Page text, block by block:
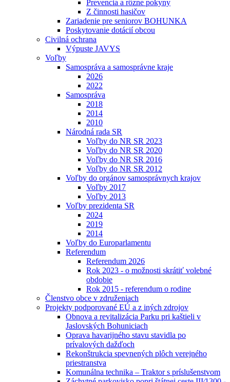
Prevencia a rôzne pokyny
Z činnosti hasičov
Zariadenie pre seniorov BOHUNKA
Poskytovanie dotácií obcou
Civilná ochrana
Výpuste JAVYS
Voľby
Samospráva a samosprávne kraje
2026
2022
Samospráva
2018
2014
2010
Národná rada SR
Voľby do NR SR 2023
Voľby do NR SR 2020
Voľby do NR SR 2016
Voľby do NR SR 2012
Voľby do orgánov samosprávnych krajov
Voľby 2017
Voľby 2013
Voľby prezidenta SR
2024
2019
2014
Voľby do Europarlamentu
Referendum
Referendum 2026
Rok 2023 - o možnosti skrátiť volebné
obdobie
Rok 2015 - referendum o rodine
Členstvo obce v združeniach
Projekty podporované EÚ a z iných zdrojov
Obnova a revitalizácia Parku pri kaštieli v
Jaslovských Bohuniciach
Oprava havarijného stavu stavidla po
prívalových dažďoch
Rekonštrukcia spevnených plôch verejného
priestranstva
Komunálna technika – Traktor s príslušenstvom